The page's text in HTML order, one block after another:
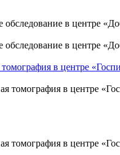
в центре